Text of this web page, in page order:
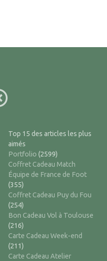
Top 15 des articles les plus
aimés
Portfolio (2599)
Coffret Cadeau Match
Équipe de France de Foot
(355)
Coffret Cadeau Puy du Fou
(254)
Bon Cadeau Vol à Toulouse
(216)
Carte Cadeau Week-end
(211)
Carte Cadeau Atelier